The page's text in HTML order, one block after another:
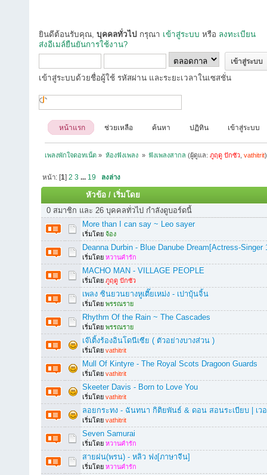
ยินดีต้อนรับคุณ, บุคคลทั่วไป กรุณา เข้าสู่ระบบ หรือ ลงทะเบียน
ส่งอีเมล์ยืนยันการใช้งาน?
เข้าสู่ระบบด้วยชื่อผู้ใช้ รหัสผ่าน และระยะเวลาในเซสชั่น
หน้าแรก ช่วยเหลือ ค้นหา ปฏิทิน เข้าสู่ระบบ
เพลงพักใจดอทเน็ต » ห้องฟังเพลง » ฟังเพลงสากล (ผู้ดูแล:ภูฤดู ปักซัว ,vathitrit)
หน้า: [1]2 3 ... 19 ลงล่าง
หัวข้อ / เริ่มโดย
0 สมาชิก และ 26 บุคคลทั่วไป กำลังดูบอร์ดนี้
More than I can say ~ Leo sayer
เริ่มโดย จ้อง
Deanna Durbin - Blue Danube Dream[Actress-Singer
เริ่มโดย หวานคำรัก
MACHO MAN - VILLAGE PEOPLE
เริ่มโดย ภูฤดู ปักซัว
เพลง ซินยวนยางหูเตี๊ยเหม่ง - เปาบุ้นจิ้น
เริ่มโดย พรรณราย
Rhythm Of the Rain ~ The Cascades
เริ่มโดย พรรณราย
เจ๊เติ้งร้องอินโดนีเซีย ( ตัวอย่างบางส่วน )
เริ่มโดย vathitrit
Mull Of Kintyre - The Royal Scots Dragoon Guards
เริ่มโดย vathitrit
Skeeter Davis - Born to Love You
เริ่มโดย vathitrit
ลอยกระทง - ฉันทนา กิติยพันธ์ & ดอน สอนระเบียบ | เว
เริ่มโดย vathitrit
Seven Samurai
เริ่มโดย หวานคำรัก
สายฝน(พรน) - หลิว ฟง[ภาษาจีน]
เริ่มโดย หวานคำรัก